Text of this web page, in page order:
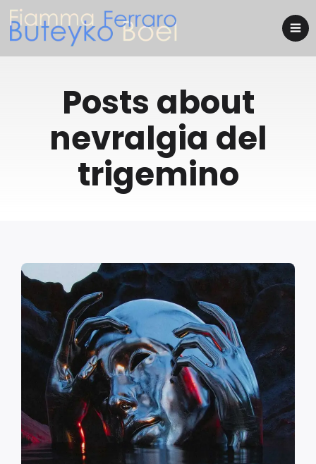
Posts about
nevralgia del
trigemino